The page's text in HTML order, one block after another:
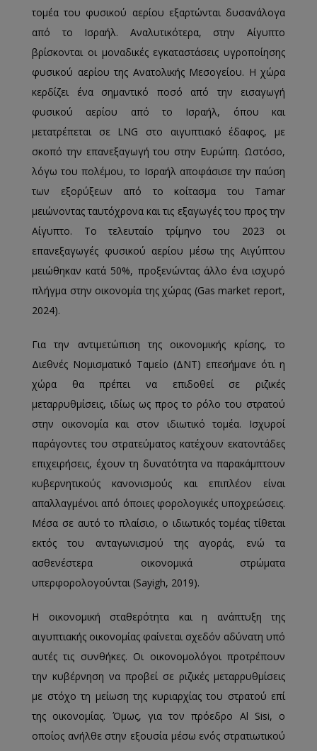
τομέα του φυσικού αερίου εξαρτώνται δυσανάλογα
από το Ισραήλ. Αναλυτικότερα, στην Αίγυπτο
βρίσκονται οι μοναδικές εγκαταστάσεις υγροποίησης
φυσικού αερίου της Ανατολικής Μεσογείου. Η χώρα
κερδίζει ένα σημαντικό ποσό από την εισαγωγή
φυσικού αερίου από το Ισραήλ, όπου και
μετατρέπεται σε LNG στο αιγυπτιακό έδαφος, με
σκοπό την επανεξαγωγή του στην Ευρώπη. Ωστόσο,
λόγω του πολέμου, το Ισραήλ αποφάσισε την παύση
των εξορύξεων από το κοίτασμα του Tamar
μειώνοντας ταυτόχρονα και τις εξαγωγές του προς την
Αίγυπτο. Το τελευταίο τρίμηνο του 2023 οι
επανεξαγωγές φυσικού αερίου μέσω της Αιγύπτου
μειώθηκαν κατά 50%, προξενώντας άλλο ένα ισχυρό
πλήγμα στην οικονομία της χώρας (Gas market report,
2024).
Για την αντιμετώπιση της οικονομικής κρίσης, το
Διεθνές Νομισματικό Ταμείο (ΔΝΤ) επεσήμανε ότι η
χώρα θα πρέπει να επιδοθεί σε ριζικές
μεταρρυθμίσεις, ιδίως ως προς το ρόλο του στρατού
στην οικονομία και στον ιδιωτικό τομέα. Ισχυροί
παράγοντες του στρατεύματος κατέχουν εκατοντάδες
επιχειρήσεις, έχουν τη δυνατότητα να παρακάμπτουν
κυβερνητικούς κανονισμούς και επιπλέον είναι
απαλλαγμένοι από όποιες φορολογικές υποχρεώσεις.
Μέσα σε αυτό το πλαίσιο, ο ιδιωτικός τομέας τίθεται
εκτός του ανταγωνισμού της αγοράς, ενώ τα
ασθενέστερα οικονομικά στρώματα
υπερφορολογούνται (Sayigh, 2019).
Η οικονομική σταθερότητα και η ανάπτυξη της
αιγυπτιακής οικονομίας φαίνεται σχεδόν αδύνατη υπό
αυτές τις συνθήκες. Οι οικονομολόγοι προτρέπουν
την κυβέρνηση να προβεί σε ριζικές μεταρρυθμίσεις
με στόχο τη μείωση της κυριαρχίας του στρατού επί
της οικονομίας. Όμως, για τον πρόεδρο Al Sisi, ο
οποίος ανήλθε στην εξουσία μέσω ενός στρατιωτικού